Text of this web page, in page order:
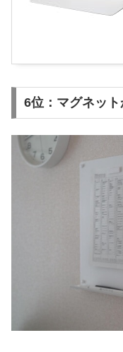
6位：マグネッ